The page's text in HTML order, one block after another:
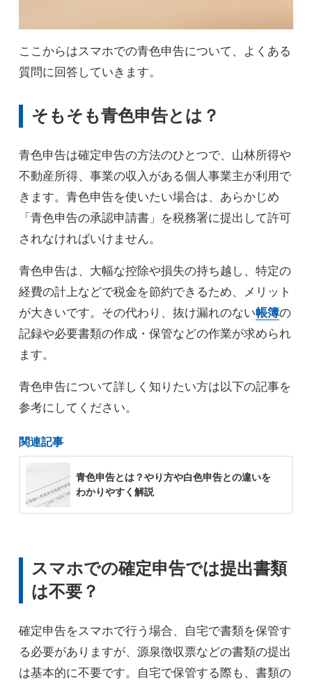
ここからはスマホでの青色申告について、よくある
質問に回答していきます。
そもそも青色申告とは？
青色申告は確定申告の方法のひとつで、山林所得や
不動産所得、事業の収入がある個人事業主が利用で
きます。青色申告を使いたい場合は、あらかじめ
「青色申告の承認申請書」を税務署に提出して許可
されなければいけません。
青色申告は、大幅な控除や損失の持ち越し、特定の
経費の計上などで税金を節約できるため、メリット
が大きいです。その代わり、抜け漏れのない帳簿の
記録や必要書類の作成・保管などの作業が求められ
ます。
青色申告について詳しく知りたい方は以下の記事を
参考にしてください。
関連記事
青色申告とは？やり方や白色申告との違いを
わかりやすく解説
スマホでの確定申告では提出書類
は不要？
確定申告をスマホで行う場合、自宅で書類を保管す
る必要がありますが、源泉徴収票などの書類の提出
は基本的に不要です。自宅で保管する際も、書類の